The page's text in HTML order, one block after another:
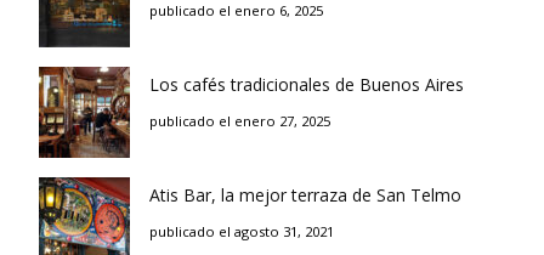
publicado el enero 6, 2025
Los cafés tradicionales de Buenos Aires
publicado el enero 27, 2025
Atis Bar, la mejor terraza de San Telmo
publicado el agosto 31, 2021